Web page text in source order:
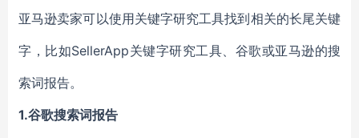
亚马逊卖家可以使用关键字研究工具找到相关的长尾关键
字，比如SellerApp关键字研究工具、谷歌或亚马逊的搜
索词报告。
1.谷歌搜索词报告